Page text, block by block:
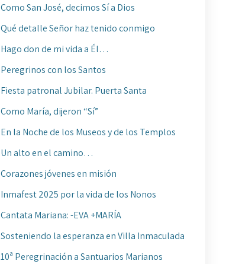
Como San José, decimos Sí a Dios
Qué detalle Señor haz tenido conmigo
Hago don de mi vida a Él…
Peregrinos con los Santos
Fiesta patronal Jubilar. Puerta Santa
Como María, dijeron “Sí”
En la Noche de los Museos y de los Templos
Un alto en el camino…
Corazones jóvenes en misión
Inmafest 2025 por la vida de los Nonos
Cantata Mariana: -EVA +MARÍA
Sosteniendo la esperanza en Villa Inmaculada
10ª Peregrinación a Santuarios Marianos